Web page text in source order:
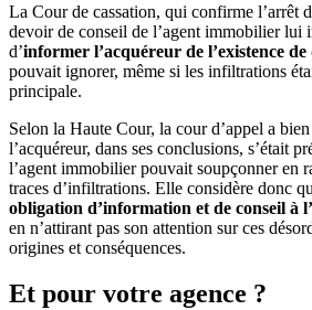
La Cour de cassation, qui confirme l’arrêt
devoir de conseil de l’agent immobilier lui
d’informer l’acquéreur de l’existence de
pouvait ignorer, même si les infiltrations
principale.
Selon la Haute Cour, la cour d’appel a
l’acquéreur, dans ses conclusions, s’était
l’agent immobilier pouvait soupçonner en
traces d’infiltrations. Elle considère donc
obligation d’information et de conseil à
en n’attirant pas son attention sur ces
origines et conséquences.
Et pour votre agence ?